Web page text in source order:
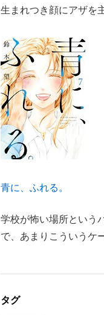
生まれつき顔にアザを
青に、ふれる。
学校が怖い場所という
で、あまりこういうケ
タグ